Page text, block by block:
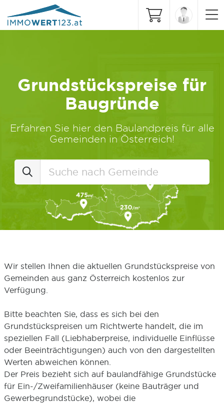
Grundstückspreise für
Baugründe
Erfahren Sie hier den Baulandpreis für alle
Gemeinden in Österreich!
Wir stellen Ihnen die aktuellen Grundstückspreise von
Gemeinden aus ganz Österreich kostenlos zur
Verfügung.
Bitte beachten Sie, dass es sich bei den
Grundstückspreisen um Richtwerte handelt, die im
speziellen Fall (Liebhaberpreise, individuelle Einflüsse
oder Beeinträchtigungen) auch von den dargestellten
Werten abweichen können.
Der Preis bezieht sich auf baulandfähige Grundstücke
für Ein-/Zweifamilienhäuser (keine Bauträger und
Gewerbegrundstücke), wobei die